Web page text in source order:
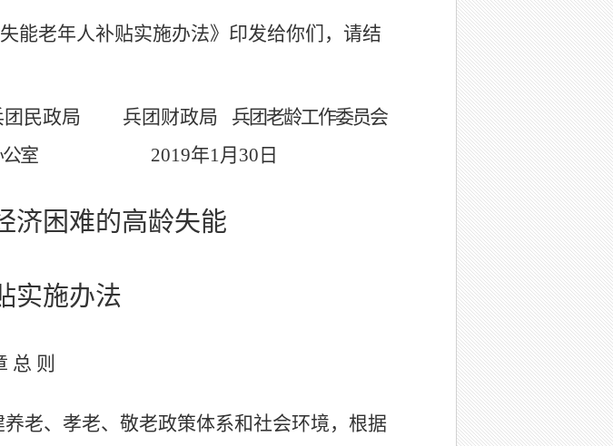
能老年人补贴实施办法》印发给你们，请结
团民政局 兵团财政局 兵团老龄工作委员会
室
2019年1月30日
济困难的高龄失能
实施办法
总 则
老、孝老、敬老政策体系和社会环境，根据